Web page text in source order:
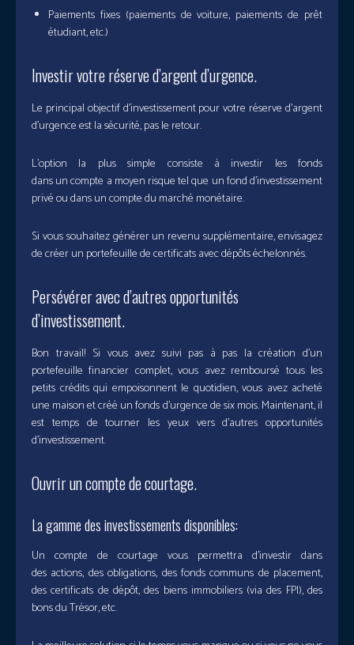
Paiements fixes (paiements de voiture, paiements de prêt
étudiant, etc.)
Investir votre réserve d’argent d’urgence.
Le principal objectif d’investissement pour votre réserve d’argent
d’urgence est la sécurité, pas le retour.
L’option la plus simple consiste à investir les fonds
dans un compte a moyen risque tel que un fond d’investissement
privé ou dans un compte du marché monétaire.
Si vous souhaitez générer un revenu supplémentaire, envisagez
de créer un portefeuille de certificats avec dépôts échelonnés.
Persévérer avec d’autres opportunités
d’investissement.
Bon travail! Si vous avez suivi pas à pas la création d’un
portefeuille financier complet, vous avez remboursé tous les
petits crédits qui empoisonnent le quotidien, vous avez acheté
une maison et créé un fonds d’urgence de six mois. Maintenant, il
est temps de tourner les yeux vers d’autres opportunités
d’investissement.
Ouvrir un compte de courtage.
La gamme des investissements disponibles:
Un compte de courtage vous permettra d’investir dans
des actions, des obligations, des fonds communs de placement,
des certificats de dépôt, des biens immobiliers (via des FPI), des
bons du Trésor, etc.